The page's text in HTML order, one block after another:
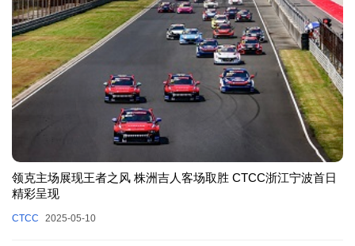
领克主场展现王者之风 株洲吉人客场取胜 CTCC浙江宁波首日
精彩呈现
CTCC 2025-05-10